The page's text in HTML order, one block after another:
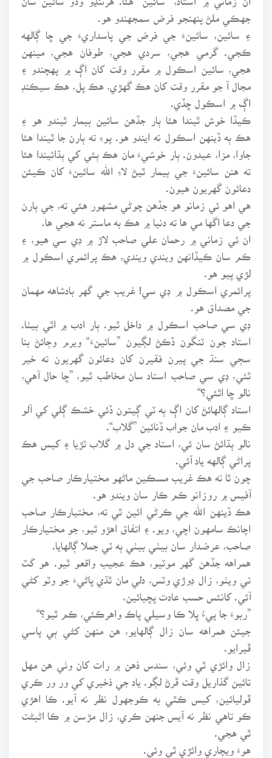
جهڪي ملڻ پنهنجو فرض سمجهندو هو.
۽ سائين، سائينءَ جي فرض جي پاسداريءَ جي ڇا ڳالهه
ڪجي. گرمي هجي، سردي هجي، طوفان هجي، مينهن
هجي، سائين اسڪول ۾ مقرر وقت کان اڳ ۾ پهچندو ۽
مجال آ جو مقرر وقت کان هڪ گهڙي، هڪ پل، هڪ سيڪنڊ
اڳ ۾ اسڪول ڇڏي.
ڪيڏا خوش ٿيندا هئا ٻار جڏهن سائين بيمار ٿيندو هو ۽
هڪ ٻه ڏينهن اسڪول نه ايندو هو. پوءِ ته ٻارن جا ٿيندا هئا
جاوا، مزا، عيدون. ٻار خوشيءَ مان هڪ ٻئي کي ٻڌائيندا هئا
ته هنن سائينءَ جي بيمار ٿيڻ لاءِ الله سائينءَ کان ڪيئن
دعائون گهريون هيون.
هي اهو ئي زمانو هو جڏهن چوڻي مشهور هئي ته، جي ٻارن
جي دعا اگها مي ها ته دنيا ۾ هڪ به ماستر نه هجي ها.
ان ئي زماني ۾ رحمان علي صاحب لاڙ ۾ ڊي سي هيو، ۽
ڪم سان ڪيڏانهن ويندي ويندي، هڪ پرائمري اسڪول ۾
لڙي پيو هو.
پرائمري اسڪول ۾ ڊي سي! غريب جي گهر بادشاهه مهمان
جي مصداق هو.
ڊي سي صاحب اسڪول ۾ داخل ٿيو. ٻار ادب ۾ اٿي بيٺا.
استاد جون ٽنگون ڏڪڻ لڳيون ”سائينءَ“ ويرم وڄائڻ بنا
سڄي سنڌ جي پيرن فقيرن کان دعائون گهريون ته خير
ٿئي، ڊي سي صاحب استاد سان مخاطب ٿيو، ”ڇا حال آهي،
نالو ڇا اٿئي؟“
استاد ڳالهائڻ کان اڳ ٻه ٽي ڳيتون ڏئي خشڪ ڳلي کي آلو
ڪيو ۽ ادب مان جواب ڏنائين ”گلاب“.
نالو ٻڌائڻ سان ئي، استاد جي دل ۾ گلاب ٽڙيا ۽ کيس هڪ
پراڻي ڳالهه ياد آئي.
چون ٿا ته هڪ غريب مسڪين ماڻهو مختيارڪار صاحب جي
آفيس ۾ روزانو ڪم ڪار سان ويندو هو.
هڪ ڏينهن الله جي ڪرڻي ائين ٿي ته، مختيارڪار صاحب
اچانڪ سامهون اچي، ويو. ۽ اتفاق اهڙو ٿيو، جو مختيارڪار
صاحب، عرضدار سان بيٺي بيٺي ٻه ٽي جملا ڳالهايا.
همراهه جڏهن گهر موٽيو، هڪ عجيب واقعو ٿيو. هو کَٽ
تي ويٺو، زال ڊوڙي وٽس، دلي مان ٿڌي پاڻيءَ جو وٽو کڻي
آئي. کانئس حسب عادت پڇيائين،
”ربوءَ جا پيءُ ڀلا ڪا وسيلي پاڪ واهرڪئي، ڪم ٿيو؟“
جيئن همراهه سان زال ڳالهايو، هن منهن کڻي ٻي پاسي
ڦيرايو.
زال وائڙي ٿي وئي، سندس ذهن ۾ رات کان وٺي هن مهل
تائين گذاريل وقت ڦرڻ لڳو. ياد جي ذخيري کي ور ور ڪري
ڦوليائين، کيس ڪٿي به ڪوجهول نظر نه آيو. ڪا اهڙي
ڪو تاهي نظر نه آيس جنهن ڪري، زال مڙسن ۾ ڪا اڻبڻت
هوءَ ويچاري وائڙي ٿي وئي.